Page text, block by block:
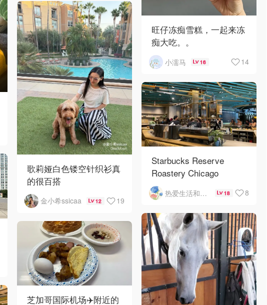
旺仔冻痴雪糕，一起来冻
痴大吃。。
小濡马 16 14
歌莉娅白色镂空针织衫真
的很百搭
金小希ssicaa 12 19
Starbucks Reserve
Roastery Chicago
热爱生活和自由的轻舞飞扬 18 8
芝加哥国际机场✈️附近的